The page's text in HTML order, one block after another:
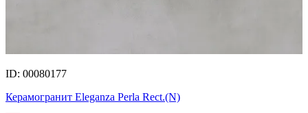
ID: 00080177
Керамогранит Eleganza Perla Rect.(N)